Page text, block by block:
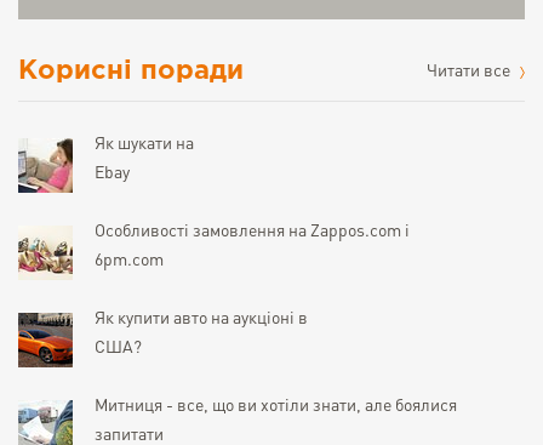
Корисні поради Читати все
Як шукати на
Ebay
Особливості замовлення на Zappos.com і
6pm.com
Як купити авто на аукціоні в
США?
Митниця - все, що ви хотіли знати, але боялися
запитати